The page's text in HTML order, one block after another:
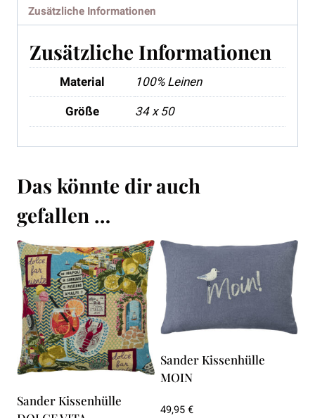
Zusätzliche Informationen
Zusätzliche Informationen
Material
100% Leinen
Größe
34 x 50
Das könnte dir auch
gefallen …
Sander Kissenhülle
Sander Kissenhülle
MOIN
49,95€